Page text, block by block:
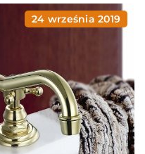
24 września 2019